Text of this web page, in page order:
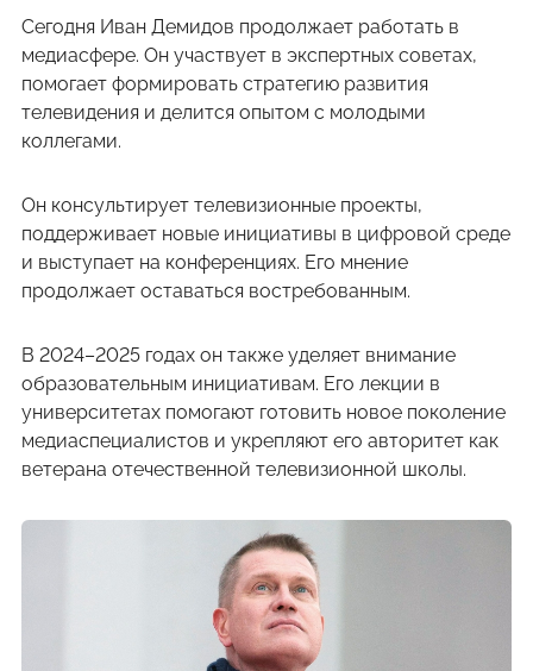
Сегодня Иван Демидов продолжает работать в
медиасфере. Он участвует в экспертных советах,
помогает формировать стратегию развития
телевидения и делится опытом с молодыми
коллегами.
Он консультирует телевизионные проекты,
поддерживает новые инициативы в цифровой среде
и выступает на конференциях. Его мнение
продолжает оставаться востребованным.
В 2024–2025 годах он также уделяет внимание
образовательным инициативам. Его лекции в
университетах помогают готовить новое поколение
медиаспециалистов и укрепляют его авторитет как
ветерана отечественной телевизионной школы.